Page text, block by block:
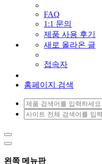
FAQ
1:1 문의
제품 사용 후기
새로 올라온 글
접속자
홈페이지 검색
왼쪽 메뉴판